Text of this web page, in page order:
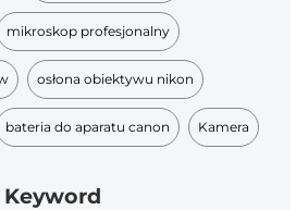
mikroskop profesjonalny
osłona obiektywu nikon
bateria do aparatu canon Kamera
Keyword